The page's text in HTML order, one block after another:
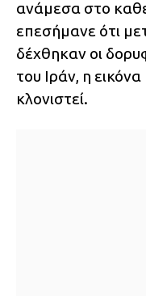
ανάμεσα στο
επεσήμανε ότι
δέχθηκαν οι
του Ιράν, η
κλονιστεί.